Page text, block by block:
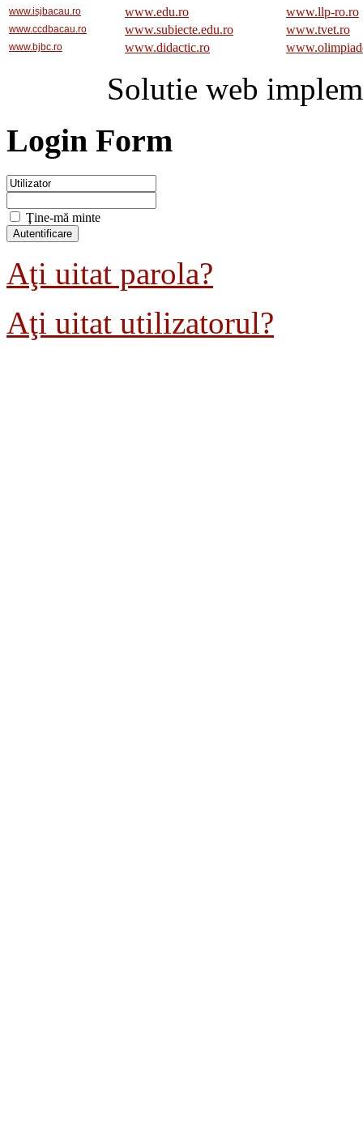
www.isjbacau.ro www.edu.ro www.llp-ro.ro
www.ccdbacau.ro www.subiecte.edu.ro www.tvet.ro
www.bjbc.ro www.didactic.ro
Solutie web
Login Form
Ţine-mă minte
Aţi uitat parola?
Aţi uitat utilizatorul?